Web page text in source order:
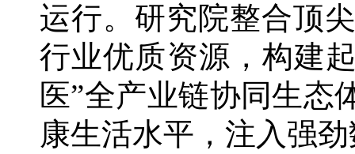
运行。研究院整合顶
行业优质资源，构建
医”全产业链协同生态
康生活水平，注入强